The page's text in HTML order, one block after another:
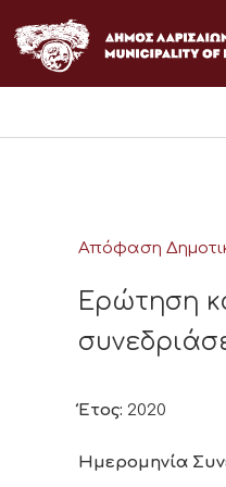
στο
περιεχόμενο
Απόφαση
Ερώτηση
Έτος: 2020
Ημερομηνία